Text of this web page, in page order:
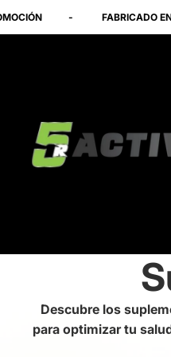
- FABRICADO EN
Descubre los
para optimizar tu